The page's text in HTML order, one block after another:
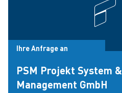
Ihre Anfrage an
PSM Projekt System &
Management GmbH